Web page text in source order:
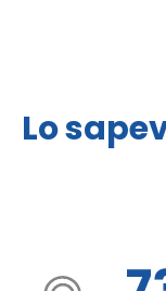
Lo